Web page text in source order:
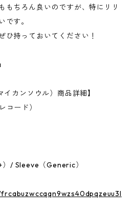
もちろん良いのですが、特にリリ
です。
ひ持っておいてください！
イカンソウル）商品詳細】
コード）
/ Sleeve（Generic）